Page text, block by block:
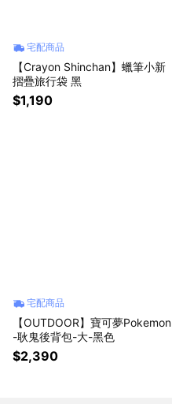
宅配商品
【Crayon Shinchan】蠟筆小新
摺疊旅行袋 黑
$1,190
宅配商品
【OUTDOOR】寶可夢Pokemon
-耿鬼後背包-大-黑色
$2,390